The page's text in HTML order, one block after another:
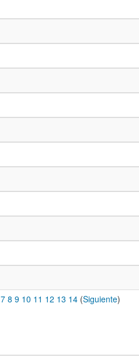
7 8 9 10 11 12 13 14 (Siguiente)